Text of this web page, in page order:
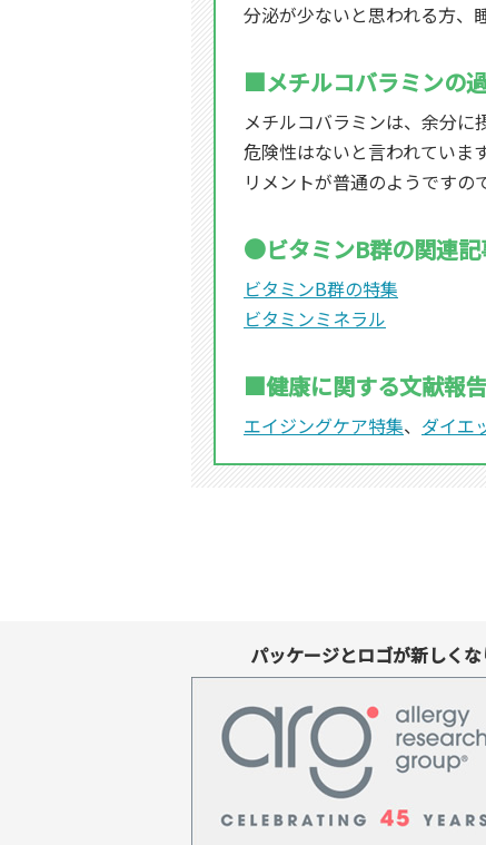
分泌が少ないと思われる方、
■メチルコバラミンの
メチルコバラミンは、余分に
危険性はないと言われていま
リメントが普通のようですの
●ビタミンB群の関連記
ビタミンB群の特集
ビタミンミネラル
■健康に関する文献報告
エイジングケア特集、 ダイエ
パッケージとロゴが新しく